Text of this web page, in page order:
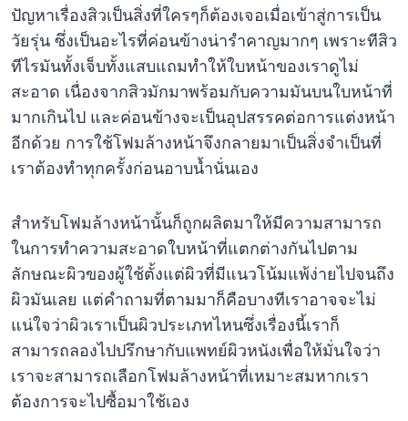
ปัญหาเรื่องสิวเป็นสิ่งที่ใครๆก็ต้องเจอเมื่อเข้าสู่การเป็น
วัยรุ่น ซึ่งเป็นอะไรที่ค่อนข้างน่ารำคาญมากๆ เพราะทีสิว
ทีไรมันทั้งเจ็บทั้งแสบแถมทำให้ใบหน้าของเราดูไม่
สะอาด เนื่องจากสิวมักมาพร้อมกับความมันบนใบหน้าที่
มากเกินไป และค่อนข้างจะเป็นอุปสรรคต่อการแต่งหน้า
อีกด้วย การใช้โฟมล้างหน้าจึงกลายมาเป็นสิ่งจำเป็นที่
เราต้องทำทุกครั้งก่อนอาบน้ำนั่นเอง
สำหรับโฟมล้างหน้านั้นก็ถูกผลิตมาให้มีความสามารถ
ในการทำความสะอาดใบหน้าที่แตกต่างกันไปตาม
ลักษณะผิวของผู้ใช้ตั้งแต่ผิวที่มีแนวโน้มแพ้ง่ายไปจนถึง
ผิวมันเลย แต่คำถามที่ตามมาก็คือบางทีเราอาจจะไม่
แน่ใจว่าผิวเราเป็นผิวประเภทไหนซึ่งเรื่องนี้เราก็
สามารถลองไปปรึกษากับแพทย์ผิวหนังเพื่อให้มั่นใจว่า
เราจะสามารถเลือกโฟมล้างหน้าที่เหมาะสมหากเรา
ต้องการจะไปซื้อมาใช้เอง